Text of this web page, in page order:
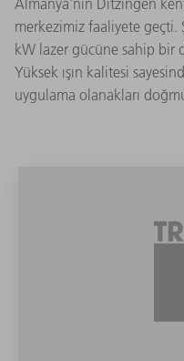
merkezimiz faaliyete geçti.
kW lazer gücüne sahip bir
Yüksek ışın kalitesi
uygulama olanakları